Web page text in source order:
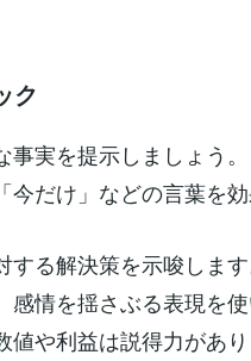
ク
実を提示しましょう。
だけ」などの言葉を
る解決策を示唆します
情を揺さぶる表現を使
や利益は説得力があり